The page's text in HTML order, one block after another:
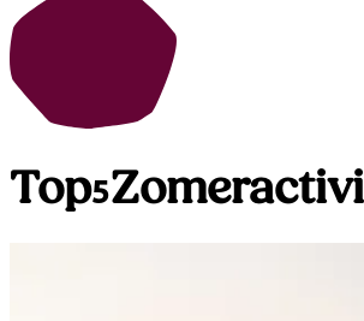
Top5